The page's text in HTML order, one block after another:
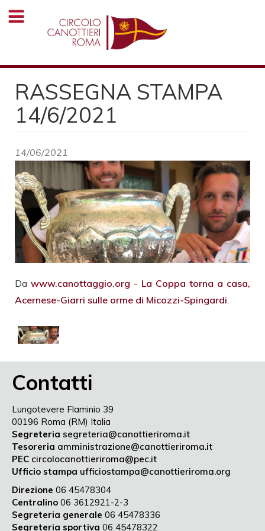
Salta
RASSEGNA STAMPA
14/6/2021
14/06/2021
Da www.canottaggio.org - La Coppa torna a casa,
Acernese-Giarri sulle orme di Micozzi-Spingardi
Contatti
Lungotevere Flaminio 39
00196 Roma (RM) Italia
Segreteria segreteria@canottieriroma.it
Tesoreria amministrazione@canottieriroma.it
PEC circolocanottieriroma@pec.it
Ufficio stampa ufficiostampa@canottieriroma.org
Direzione 06 45478304
Centralino 06 3612921-2-3
Segreteria generale 06 45478336
Segreteria sportiva 06 45478322